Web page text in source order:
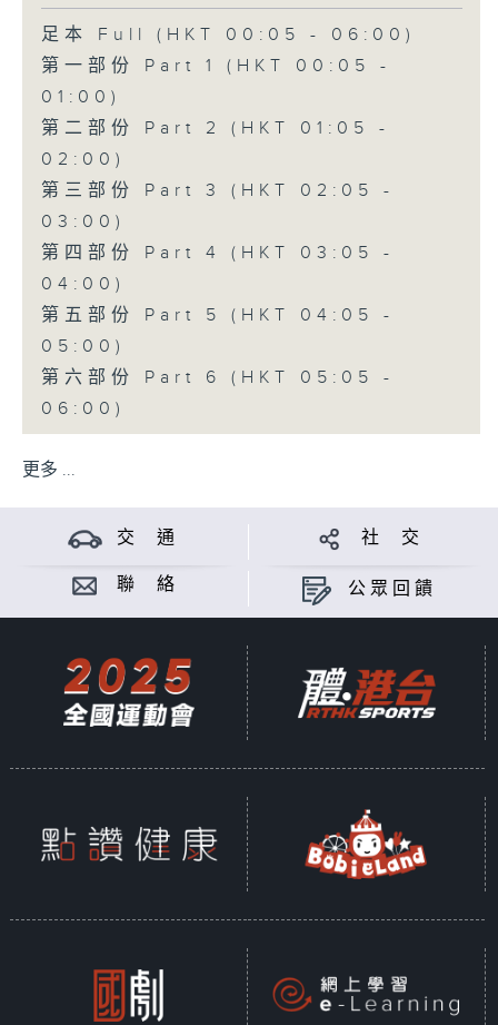
足本 Full (HKT 00:05 - 06:00)
第一部份 Part 1 (HKT 00:05 -
01:00)
第二部份 Part 2 (HKT 01:05 -
02:00)
第三部份 Part 3 (HKT 02:05 -
03:00)
第四部份 Part 4 (HKT 03:05 -
04:00)
第五部份 Part 5 (HKT 04:05 -
05:00)
第六部份 Part 6 (HKT 05:05 -
06:00)
更多 ...
交 通 社 交
聯 絡 公眾回饋